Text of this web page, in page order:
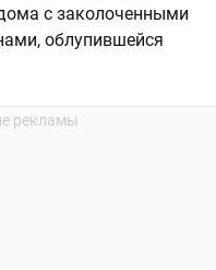
с заколоченными
облупившейся